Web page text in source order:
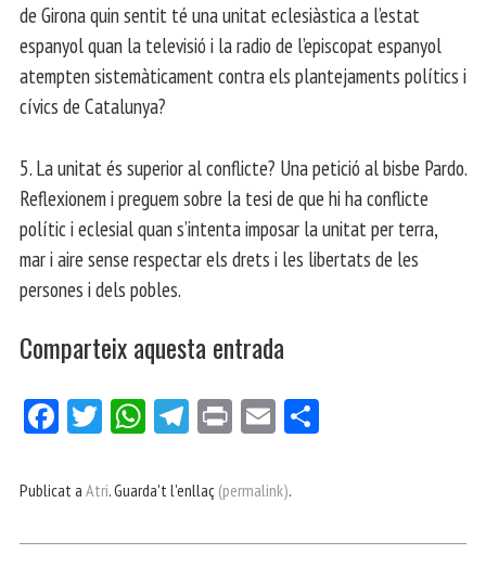
de Girona quin sentit té una unitat eclesiàstica a l’estat
espanyol quan la televisió i la radio de l’episcopat espanyol
atempten sistemàticament contra els plantejaments polítics i
cívics de Catalunya?
5. La unitat és superior al conflicte? Una petició al bisbe Pardo.
Reflexionem i preguem sobre la tesi de que hi ha conflicte
polític i eclesial quan s’intenta imposar la unitat per terra,
mar i aire sense respectar els drets i les libertats de les
persones i dels pobles.
Comparteix aquesta entrada
Fa
bo
Tw
er
W
ts
p
Te
gr
m
Pri E
ail
ei
Publicat a Atri. Guarda't l'enllaç (permalink).